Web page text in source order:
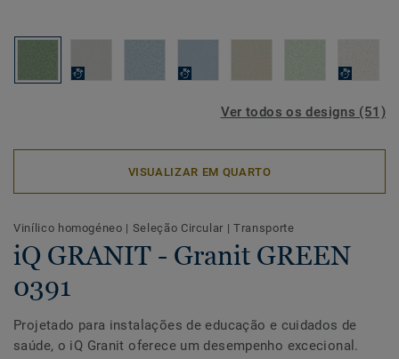
Ver todos os designs (51)
VISUALIZAR EM QUARTO
Vinílico homogéneo | Seleção Circular |Transporte
iQ GRANIT - Granit GREEN
0391
Projetado para instalações de educação e cuidados de
saúde, o iQ Granit oferece um desempenho excecional.